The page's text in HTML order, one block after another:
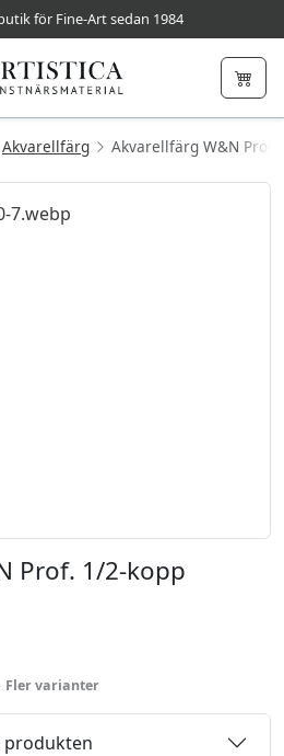
för Fine-Art sedan 1984
Akvarellfärg Akvarellfärg W&N Prof.
Prof. 1/2-kopp
Fler varianter